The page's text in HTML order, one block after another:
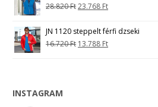
28.820Ft23.768 Ft
JN 1120 steppelt férfi dzseki
16.720Ft 13.788 Ft
INSTAGRAM